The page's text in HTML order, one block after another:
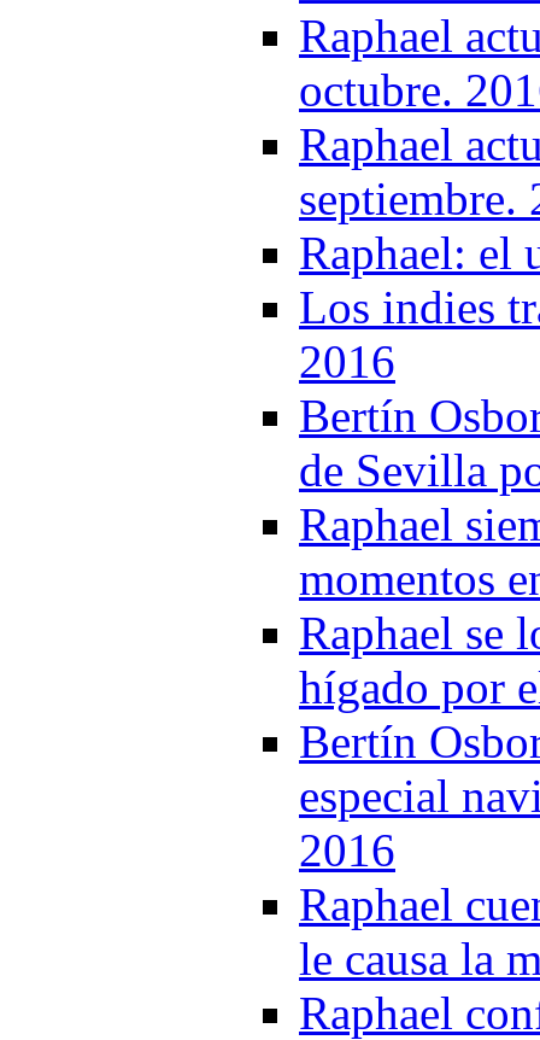
Raphael
octubre.
Raphael
septiembre.
Raphael: el
Los indies
2016
Bertín
de Sevilla
Raphael
momentos
Raphael se
hígado por
Bertín
especial
2016
Raphael
le causa la
Raphael